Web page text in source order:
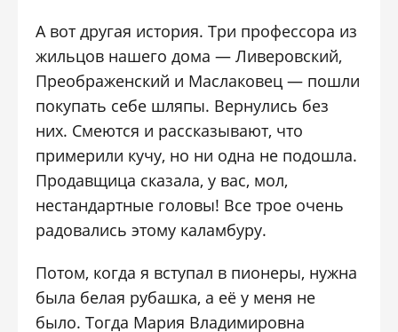
А вот другая история. Три профессора из
жильцов нашего дома — Ливеровский,
Преображенский и Маслаковец — пошли
покупать себе шляпы. Вернулись без
них. Смеются и рассказывают, что
примерили кучу, но ни одна не подошла.
Продавщица сказала, у вас, мол,
нестандартные головы! Все трое очень
радовались этому каламбуру.
Потом, когда я вступал в пионеры, нужна
была белая рубашка, а её у меня не
было. Тогда Мария Владимировна